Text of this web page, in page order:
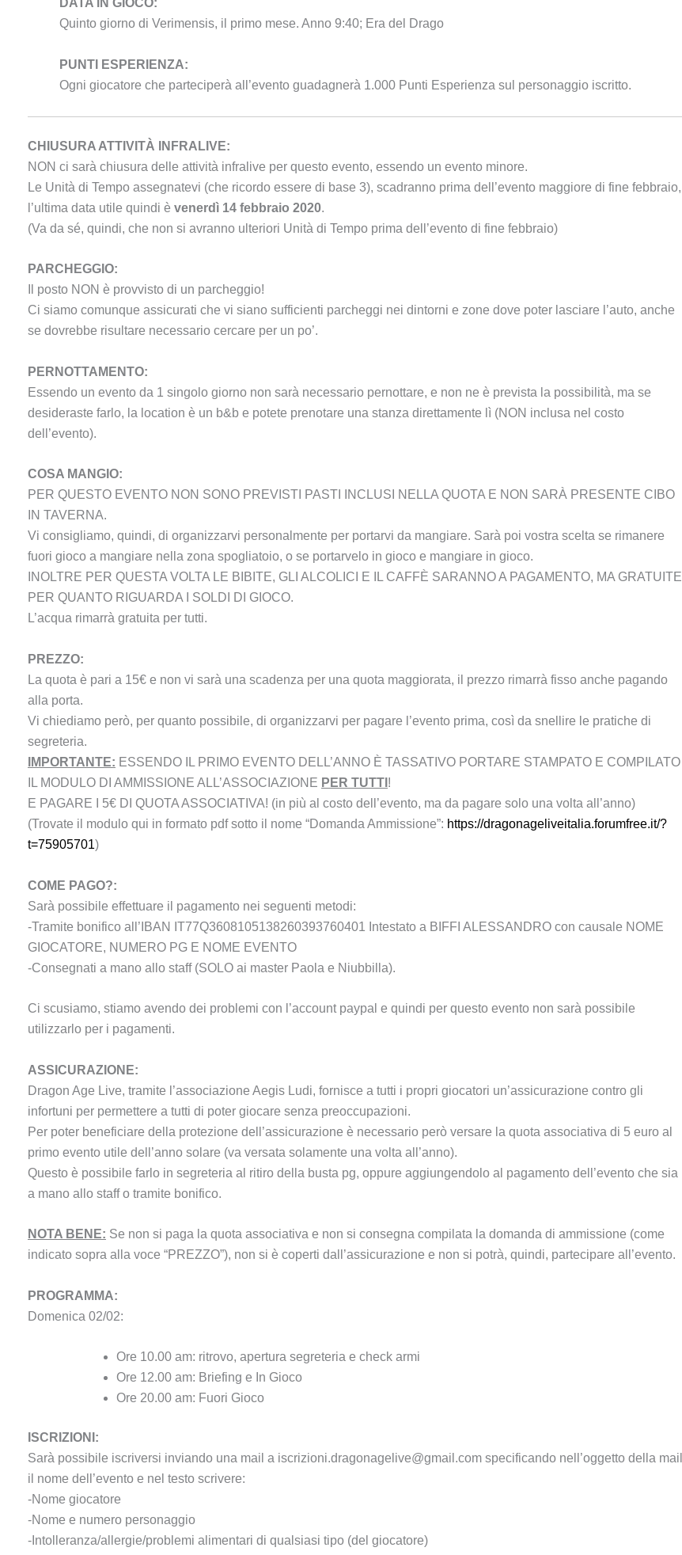
DATA IN GIOCO:
Quinto giorno di Verimensis, il primo mese. Anno 9:40; Era del Drago
PUNTI ESPERIENZA:
Ogni giocatore che parteciperà all’evento guadagnerà 1.000 Punti Esperienza sul personaggio iscritto.
CHIUSURA ATTIVITÀ INFRALIVE:
NON ci sarà chiusura delle attività infralive per questo evento, essendo un evento minore.
Le Unità di Tempo assegnatevi (che ricordo essere di base 3), scadranno prima dell’evento maggiore di fine febbraio,
l’ultima data utile quindi è venerdì 14 febbraio 2020.
(Va da sé, quindi, che non si avranno ulteriori Unità di Tempo prima dell’evento di fine febbraio)
PARCHEGGIO:
Il posto NON è provvisto di un parcheggio!
Ci siamo comunque assicurati che vi siano sufficienti parcheggi nei dintorni e zone dove poter lasciare l’auto, anche
se dovrebbe risultare necessario cercare per un po’.
PERNOTTAMENTO:
Essendo un evento da 1 singolo giorno non sarà necessario pernottare, e non ne è prevista la possibilità, ma se
desideraste farlo, la location è un b&b e potete prenotare una stanza direttamente lì (NON inclusa nel costo
dell’evento).
COSA MANGIO:
PER QUESTO EVENTO NON SONO PREVISTI PASTI INCLUSI NELLA QUOTA E NON SARÀ PRESENTE CIBO
IN TAVERNA.
Vi consigliamo, quindi, di organizzarvi personalmente per portarvi da mangiare. Sarà poi vostra scelta se rimanere
fuori gioco a mangiare nella zona spogliatoio, o se portarvelo in gioco e mangiare in gioco.
INOLTRE PER QUESTA VOLTA LE BIBITE, GLI ALCOLICI E IL CAFFÈ SARANNO A PAGAMENTO, MA GRATUITE
PER QUANTO RIGUARDA I SOLDI DI GIOCO.
L’acqua rimarrà gratuita per tutti.
PREZZO:
La quota è pari a 15€ e non vi sarà una scadenza per una quota maggiorata, il prezzo rimarrà fisso anche pagando
alla porta.
Vi chiediamo però, per quanto possibile, di organizzarvi per pagare l’evento prima, così da snellire le pratiche di
segreteria.
IMPORTANTE: ESSENDO IL PRIMO EVENTO DELL’ANNO È TASSATIVO PORTARE STAMPATO E COMPILATO
IL MODULO DI AMMISSIONE ALL’ASSOCIAZIONE PER TUTTI !
E PAGARE I 5€ DI QUOTA ASSOCIATIVA! (in più al costo dell’evento, ma da pagare solo una volta all’anno)
(Trovate il modulo qui in formato pdf sotto il nome “Domanda Ammissione”: https://dragonageliveitalia.forumfree.it/?
t=75905701)
COME PAGO?:
Sarà possibile effettuare il pagamento nei seguenti metodi:
-Tramite bonifico all’IBAN IT77Q3608105138260393760401 Intestato a BIFFI ALESSANDRO con causale NOME
GIOCATORE, NUMERO PG E NOME EVENTO
-Consegnati a mano allo staff (SOLO ai master Paola e Niubbilla).
Ci scusiamo, stiamo avendo dei problemi con l’account paypal e quindi per questo evento non sarà possibile
utilizzarlo per i pagamenti.
ASSICURAZIONE:
Dragon Age Live, tramite l’associazione Aegis Ludi, fornisce a tutti i propri giocatori un’assicurazione contro gli
infortuni per permettere a tutti di poter giocare senza preoccupazioni.
Per poter beneficiare della protezione dell’assicurazione è necessario però versare la quota associativa di 5 euro al
primo evento utile dell’anno solare (va versata solamente una volta all’anno).
Questo è possibile farlo in segreteria al ritiro della busta pg, oppure aggiungendolo al pagamento dell’evento che sia
a mano allo staff o tramite bonifico.
NOTA BENE: Se non si paga la quota associativa e non si consegna compilata la domanda di ammissione (come
indicato sopra alla voce “PREZZO”), non si è coperti dall’assicurazione e non si potrà, quindi, partecipare all’evento.
PROGRAMMA:
Domenica 02/02:
Ore 10.00 am: ritrovo, apertura segreteria e check armi
Ore 12.00 am: Briefing e In Gioco
Ore 20.00 am: Fuori Gioco
ISCRIZIONI:
Sarà possibile iscriversi inviando una mail a iscrizioni.dragonagelive@gmail.com specificando nell’oggetto della mail
il nome dell’evento e nel testo scrivere:
-Nome giocatore
-Nome e numero personaggio
-Intolleranza/allergie/problemi alimentari di qualsiasi tipo (del giocatore)